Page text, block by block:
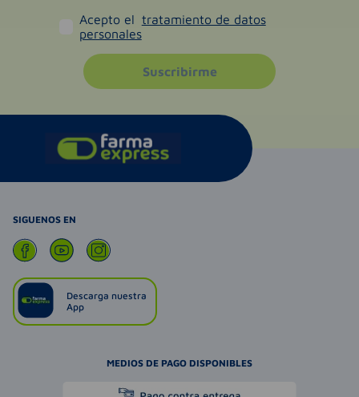
Acepto el tratamiento de datos
personales
Suscribirme
SIGUENOS EN
Descarga nuestra
App
MEDIOS DE PAGO DISPONIBLES